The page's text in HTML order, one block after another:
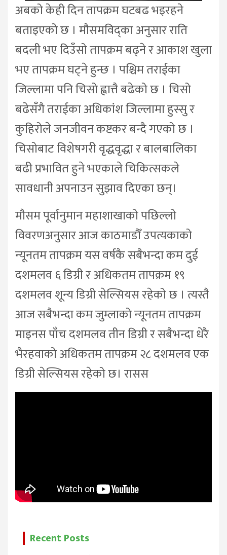
अबको केही दिन तापक्रम घटबढ भइरहने
बताइएको छ । मौसमविद्का अनुसार राति
बदली भए दिउँसो तापक्रम बढ्ने र आकाश खुला
भए तापक्रम घट्ने हुन्छ । पश्चिम तराईका
जिल्लामा पनि चिसो ह्वात्तै बढेको छ । चिसो
बढेसँगै तराईका अधिकांश जिल्लामा हुस्सु र
कुहिरोले जनजीवन कष्टकर बन्दै गएको छ ।
चिसोबाट विशेषगरी वृद्धवृद्धा र बालबालिका
बढी प्रभावित हुने भएकाले चिकित्सकले
सावधानी अपनाउन सुझाव दिएका छन्।
मौसम पूर्वानुमान महाशाखाको पछिल्लो
विवरणअनुसार आज काठमाडौँ उपत्यकाको
न्यूनतम तापक्रम यस वर्षकै सबैभन्दा कम दुई
दशमलव ६ डिग्री र अधिकतम तापक्रम १९
दशमलव शून्य डिग्री सेल्सियस रहेको छ । त्यस्तै
आज सबैभन्दा कम जुम्लाको न्यूनतम तापक्रम
माइनस पाँच दशमलव तीन डिग्री र सबैभन्दा धेरै
भैरहवाको अधिकतम तापक्रम २८ दशमलव एक
डिग्री सेल्सियस रहेको छ। रासस
Recent Posts